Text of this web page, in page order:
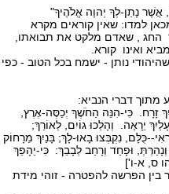
נָתַן-לְךָ יְהוָה אֱלֹהֶיךָ"
למדו: שאין קוראים מקרא
החג , שאדם מלקט את תבואתו,
ואינו קורא.
נותן - ישמח בכל הטוב - כפי
מתוך דברי הנביא:
זָרָח. כִּי-הִנֵּה הַחֹשֶׁךְ יְכַסֶּה-אֶרֶץ,
יֵרָאֶה. וְהָלְכוּ גוֹיִם, לְאוֹרֵךְ;
כֻּלָּם, נִקְבְּצוּ בָאוּ-לָךְ; בָּנַיִךְ מֵרָחוֹק
וּפָחַד וְרָחַב לְבָבֵךְ: כִּי-יֵהָפֵךְ
ס, א-ו']
בין הפרשה להפטרה - זוהי מידת